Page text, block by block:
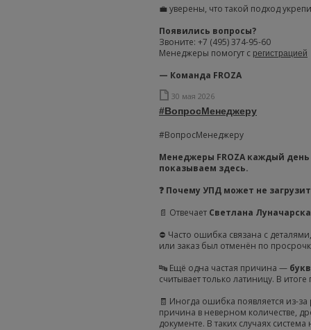
💼 уверены, что такой подход
Появились вопросы?
Звоните: +7 (495) 374-95-60
Менеджеры помогут с регистрацией
— Команда FROZA
30 мая 2026
#ВопросМенеджеру
#ВопросМенеджеру
Менеджеры FROZA каждый
показываем здесь.
❓ Почему УПД может не
📄 Отвечает Светлана
⛔️ Часто ошибка связана с деталями,
или заказ был отменён по
🔤 Ещё одна частая причина —
считывает только латиницу. В
🧾 Иногда ошибка появляется из-за
причина в неверном количестве,
документе. В таких случаях